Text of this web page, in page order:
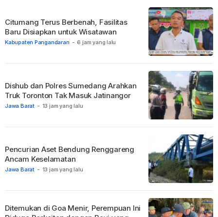
Kabupaten Pangandaran - 6 jam yang lalu
Citumang Terus Berbenah, Fasilitas
Baru Disiapkan untuk Wisatawan
Jawa Barat - 13 jam yang lalu
Dishub dan Polres Sumedang Arahkan
Truk Toronton Tak Masuk Jatinangor
Jawa Barat - 13 jam yang lalu
Pencurian Aset Bendung Renggareng
Ancam Keselamatan
Ditemukan di Goa Menir, Perempuan Ini